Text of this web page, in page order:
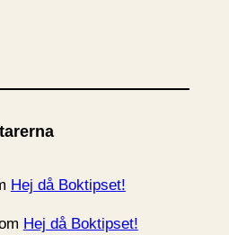
Hej då Boktipset!
Hej då Boktipset!